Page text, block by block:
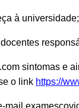
à universidade;
sintomas e
o link https://
mail